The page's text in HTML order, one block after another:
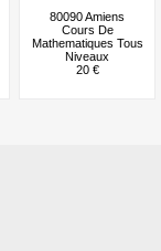
80090 Amiens
Cours De
Mathematiques Tous
Niveaux
20 €